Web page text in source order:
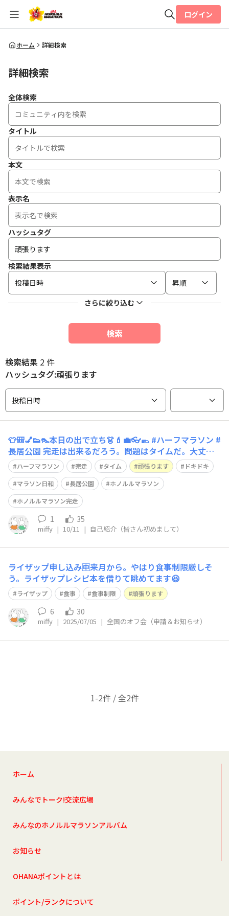
全体検索
ログイン
ホーム 詳細検索
詳細検索
全体検索
タイトル
本文
表示名
ハッシュタグ
検索結果表示
投稿日時
昇順
さらに絞り込む
検索
検索結果 2 件
ハッシュタグ:頑張ります
投稿日時
👕🎒💅👟👠本日の出で立ち👗💄💼👓🥿 #ハーフマラソン #
長居公園 完走は出来るだろう。問題はタイムだ。大丈夫
か？？？頑張る😤 #大阪 #OSAKA
ハーフマラソン 完走 タイム 頑張ります
ドキドキ
マラソン日和
長居公園
ホノルルマラソン
ホノルルマラソン完走
1 35
miffy | 10/11 | 自己紹介（皆さん初めまして）
ライザップ申し込み🈸来月から。やはり食事制限厳しそ
う。ライザップレシピ本を借りて眺めてます😆
ライザップ 食事 食事制限 頑張ります
6 30
miffy | 2025/07/05 | 全国のオフ会（申請＆お知らせ）
1-2件 / 全2件
ホーム
みんなでトーク!交流広場
みんなのホノルルマラソンアルバム
お知らせ
OHANAポイントとは
ポイント/ランクについて